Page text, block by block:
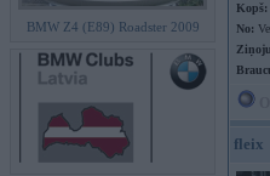
BMW Z4 (E89) Roadster 2009
Kopš:
No:
fleix